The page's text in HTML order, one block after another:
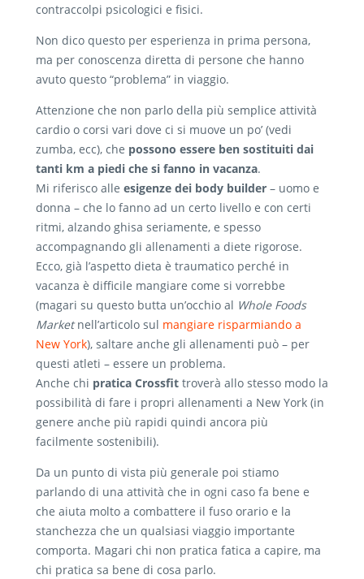
contraccolpi psicologici e fisici.
Non dico questo per esperienza in prima persona,
ma per conoscenza diretta di persone che hanno
avuto questo “problema” in viaggio.
Attenzione che non parlo della più semplice attività
cardio o corsi vari dove ci si muove un po’ (vedi
zumba, ecc), che possono essere ben sostituiti dai
tanti km a piedi che si fanno in vacanza.
Mi riferisco alle esigenze dei body builder – uomo e
donna – che lo fanno ad un certo livello e con certi
ritmi, alzando ghisa seriamente, e spesso
accompagnando gli allenamenti a diete rigorose.
Ecco, già l’aspetto dieta è traumatico perché in
vacanza è difficile mangiare come si vorrebbe
(magari su questo butta un’occhio al Whole Foods
Marketnell’articolo sul mangiare risparmiando a
New York), saltare anche gli allenamenti può – per
questi atleti – essere un problema.
Anche chi pratica Crossfit troverà allo stesso modo la
possibilità di fare i propri allenamenti a New York (in
genere anche più rapidi quindi ancora più
facilmente sostenibili).
Da un punto di vista più generale poi stiamo
parlando di una attività che in ogni caso fa bene e
che aiuta molto a combattere il fuso orario e la
stanchezza che un qualsiasi viaggio importante
comporta. Magari chi non pratica fatica a capire, ma
chi pratica sa bene di cosa parlo.